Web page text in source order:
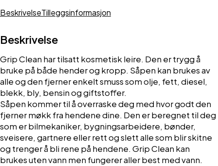
BeskrivelseTilleggsinformasjon
Beskrivelse
Grip Clean har tilsatt kosmetisk leire. Den er trygg å
bruke på både hender og kropp. Såpen kan brukes av
alle og den fjerner enkelt smuss som olje, fett, diesel,
blekk, bly, bensin og giftstoffer.
Såpen kommer til å overraske deg med hvor godt den
fjerner møkk fra hendene dine. Den er beregnet til deg
som er bilmekaniker, bygningsarbeidere, bønder,
sveisere, gartnere eller rett og slett alle som blir skitne
og trenger å bli rene på hendene. Grip Clean kan
brukes uten vann men fungerer aller best med vann.